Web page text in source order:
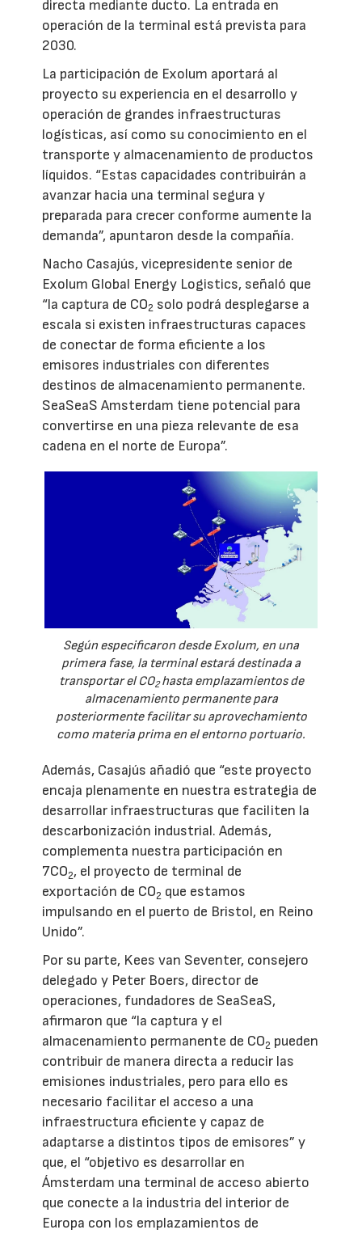
directa mediante ducto. La entrada en
operación de la terminal está prevista para
2030.
La participación de Exolum aportará al
proyecto su experiencia en el desarrollo y
operación de grandes infraestructuras
logísticas, así como su conocimiento en el
transporte y almacenamiento de productos
líquidos. “Estas capacidades contribuirán a
avanzar hacia una terminal segura y
preparada para crecer conforme aumente la
demanda”, apuntaron desde la compañía.
Nacho Casajús, vicepresidente senior de
Exolum Global Energy Logistics, señaló que
“la captura de CO2 solo podrá desplegarse a
escala si existen infraestructuras capaces
de conectar de forma eficiente a los
emisores industriales con diferentes
destinos de almacenamiento permanente.
SeaSeaS Amsterdam tiene potencial para
convertirse en una pieza relevante de esa
cadena en el norte de Europa”.
Según especificaron desde Exolum, en una
primera fase, la terminal estará destinada a
transportar el CO2hasta emplazamientos de
almacenamiento permanente para
posteriormente facilitar su aprovechamiento
como materia prima en el entorno portuario.
Además, Casajús añadió que “este proyecto
encaja plenamente en nuestra estrategia de
desarrollar infraestructuras que faciliten la
descarbonización industrial. Además,
complementa nuestra participación en
7CO2, el proyecto de terminal de
exportación de CO2 que estamos
impulsando en el puerto de Bristol, en Reino
Unido”.
Por su parte, Kees van Seventer, consejero
delegado y Peter Boers, director de
operaciones, fundadores de SeaSeaS,
afirmaron que “la captura y el
almacenamiento permanente de CO2 pueden
contribuir de manera directa a reducir las
emisiones industriales, pero para ello es
necesario facilitar el acceso a una
infraestructura eficiente y capaz de
adaptarse a distintos tipos de emisores” y
que, el “objetivo es desarrollar en
Ámsterdam una terminal de acceso abierto
que conecte a la industria del interior de
Europa con los emplazamientos de